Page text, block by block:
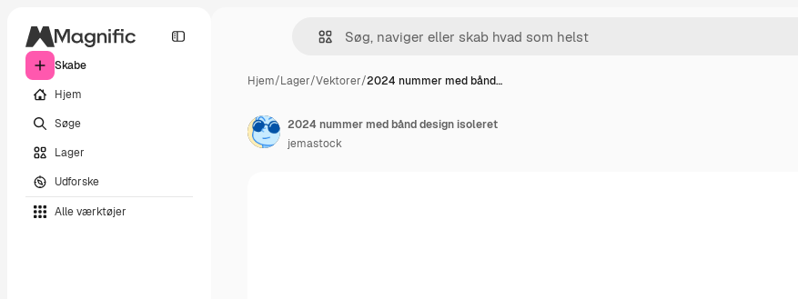
Skabe
Hjem
Søge
Lager
Udforske
Alle værktøjer
Hjem/Lager/Vektorer/2024 nummer med bånd…
2024 nummer med bånd design isoleret
jemastock